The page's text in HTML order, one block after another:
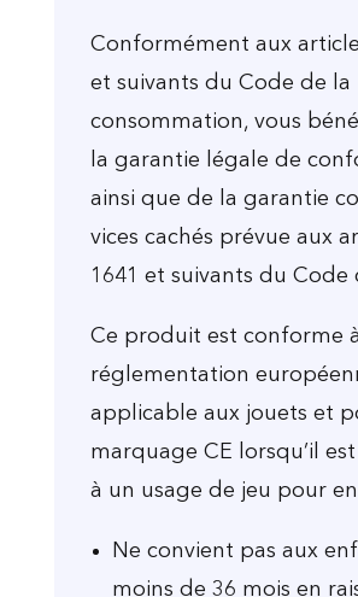
Conformément aux
et suivants du Code de la
consommation, vous
la garantie légale de
ainsi que de la garantie
vices cachés prévue aux
1641 et suivants du Code
Ce produit est conforme
réglementation
applicable aux jouets et
marquage CE lorsqu’il
à un usage de jeu pour
Ne convient pas aux
moins de 36 mois en